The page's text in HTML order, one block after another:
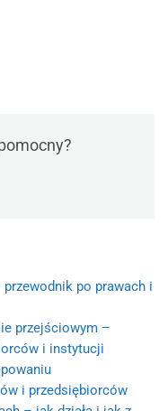
po prawach i
przejściowym –
i instytucji
i przedsiębiorców